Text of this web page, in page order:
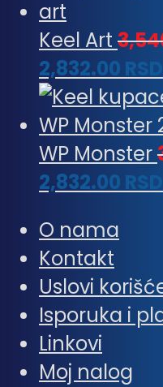
Keel Art
2,832.00 RSD
WP Monster
2,832.00 RSD
O nama
Kontakt
Uslovi
Isporuka i
Linkovi
Moj nalog